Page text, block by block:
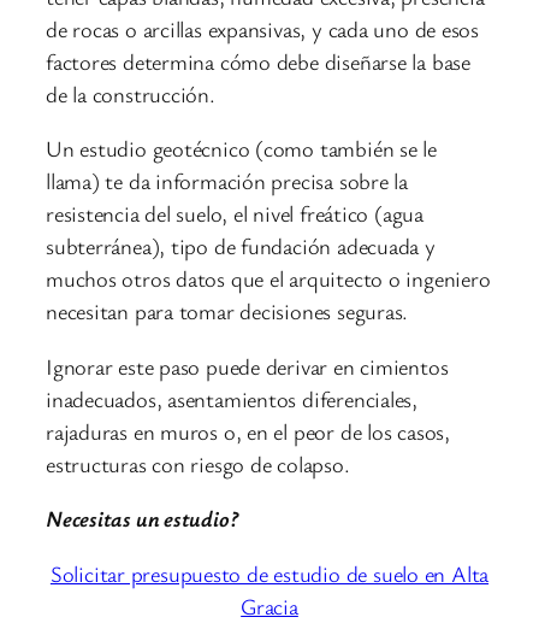
de rocas o arcillas expansivas, y cada uno de esos
factores determina cómo debe diseñarse la base
de la construcción.
Un estudio geotécnico (como también se le
llama) te da información precisa sobre la
resistencia del suelo, el nivel freático (agua
subterránea), tipo de fundación adecuada y
muchos otros datos que el arquitecto o ingeniero
necesitan para tomar decisiones seguras.
Ignorar este paso puede derivar en cimientos
inadecuados, asentamientos diferenciales,
rajaduras en muros o, en el peor de los casos,
estructuras con riesgo de colapso.
Necesitas un estudio?
Solicitar presupuesto de estudio de suelo en Alta
Gracia